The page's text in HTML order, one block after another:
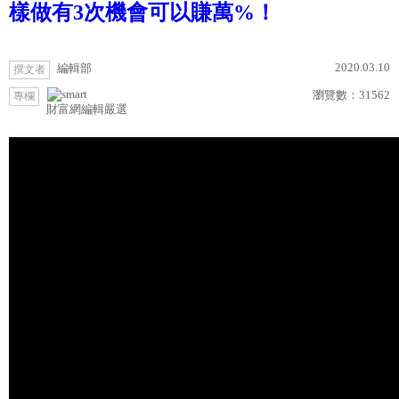
樣做有3次機會可以賺萬%！
撰文者 編輯部 2020.03.10
專欄
財富網編輯嚴選
瀏覽數： 31562